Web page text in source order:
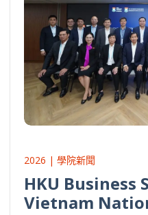
2026 | 學院新聞
HKU Business
Vietnam